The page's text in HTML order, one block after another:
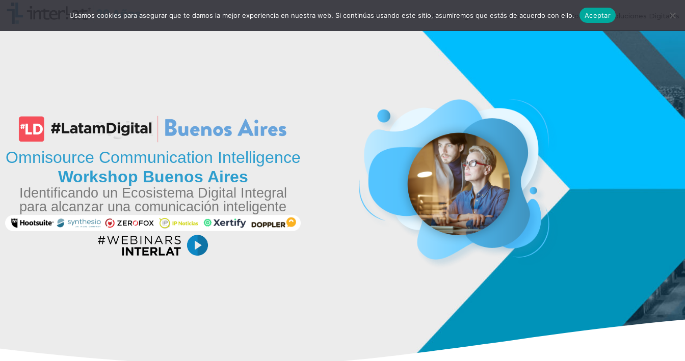
#WebinarsInterlat #LatamDigital #EscuelaDigital #LDConecta Soluciones Digitales
Omnisource Communication Intelligence
Workshop Buenos Aires
Identificando un Ecosistema Digital Integral
para alcanzar una comunicación inteligente
Usamos cookies para asegurar que te damos la mejor experiencia en nuestra web. Si continúas usando este sitio, asumiremos que estás de acuerdo con ello. Aceptar